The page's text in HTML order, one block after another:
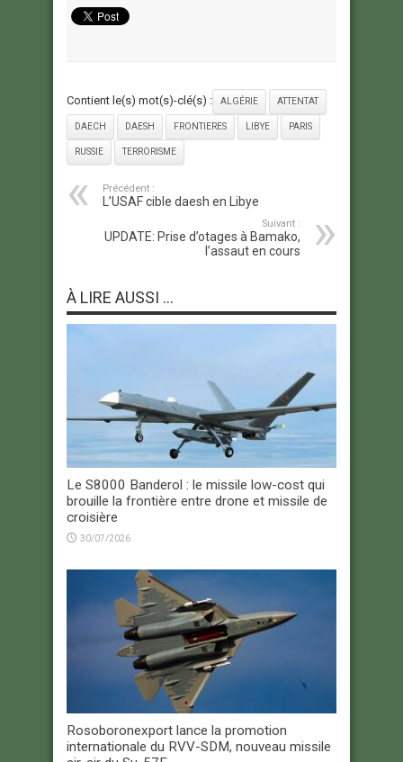
Contient le(s) mot(s)-clé(s) : ALGÉRIE ATTENTAT
DAECH DAESH FRONTIERES LIBYE PARIS
RUSSIE TERRORISME
Précédent :
L’USAF cible daesh en Libye
Suivant :
UPDATE: Prise d’otages à Bamako,
l’assaut en cours
À LIRE AUSSI ...
Le S8000 Banderol : le missile low-cost qui
brouille la frontière entre drone et missile de
croisière
30/07/2026
Rosoboronexport lance la promotion
internationale du RVV-SDM, nouveau missile